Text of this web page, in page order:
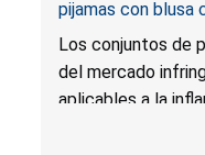
pijamas con blusa
acampanados por
las normas
Los conjuntos de
del mercado
aplicables a la